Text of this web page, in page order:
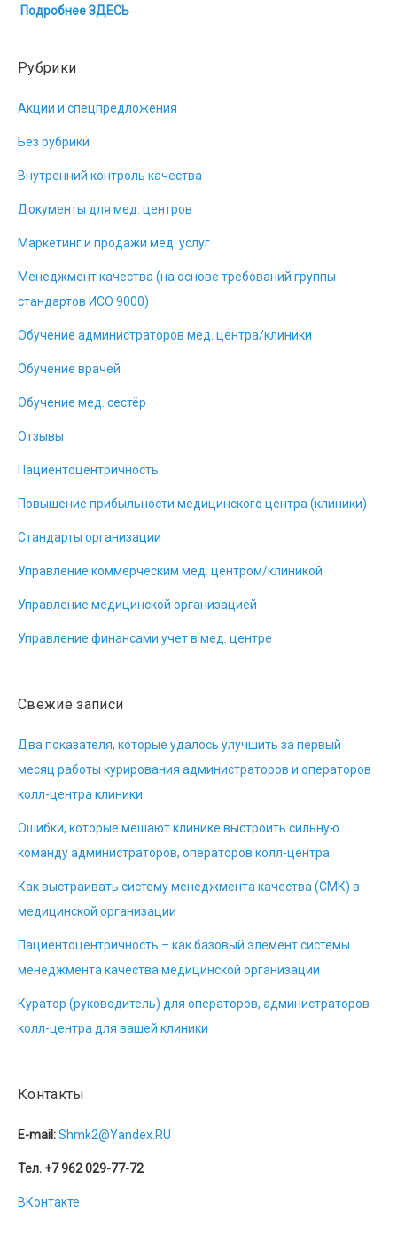
Подробнее ЗДЕСЬ
Рубрики
Акции и спецпредложения
Без рубрики
Внутренний контроль качества
Документы для мед. центров
Маркетинг и продажи мед. услуг
Менеджмент качества (на основе требований группы
стандартов ИСО 9000)
Обучение администраторов мед. центра/клиники
Обучение врачей
Обучение мед. сестёр
Отзывы
Пациентоцентричность
Повышение прибыльности медицинского центра (клиники)
Стандарты организации
Управление коммерческим мед. центром/клиникой
Управление медицинской организацией
Управление финансами учет в мед. центре
Свежие записи
Два показателя, которые удалось улучшить за первый
месяц работы курирования администраторов и операторов
колл-центра клиники
Ошибки, которые мешают клинике выстроить сильную
команду администраторов, операторов колл-центра
Как выстраивать систему менеджмента качества (СМК) в
медицинской организации
Пациентоцентричность – как базовый элемент системы
менеджмента качества медицинской организации
Куратор (руководитель) для операторов, администраторов
колл-центра для вашей клиники
Контакты
E-mail:Shmk2@Yandex.RU
Тел. +7 962 029-77-72
ВКонтакте